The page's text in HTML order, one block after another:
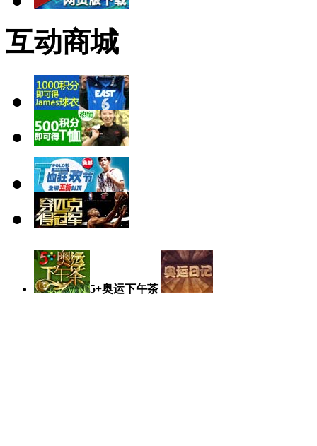
互动商城
5+奥运下午茶